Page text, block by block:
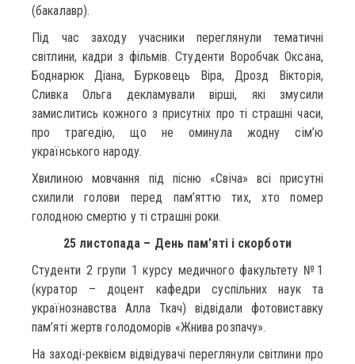
(бакалавр).
Під час заходу учасники переглянули тематичні
світлини, кадри з фільмів. Студенти Воробчак Оксана,
Боднарюк Діана, Бурковець Віра, Дрозд Вікторія,
Сливка Ольга декламували вірші, які змусили
замислитись кожного з присутніх про ті страшні часи,
про трагедію, що не оминула жодну сім’ю
українського народу.
Хвилиною мовчання під пісню «Свіча» всі присутні
схилили голови перед пам’яттю тих, хто помер
голодною смертю у ті страшні роки.
25 листопада – День пам’яті і скорботи
Студенти 2 групи 1 курсу медичного факультету №1
(куратор – доцент кафедри суспільних наук та
українознавства Алла Ткач) відвідали фотовиставку
пам’яті жертв голодоморів «Жнива розпачу».
На заході-реквієм відвідувачі переглянули світлини про